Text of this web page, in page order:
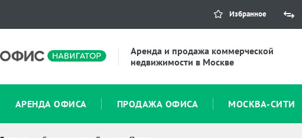
Избранное
Аренда и продажа коммерческой
недвижимости в Москве
АРЕНДА ОФИСА ПРОДАЖА ОФИСА МОСКВА-СИТИ